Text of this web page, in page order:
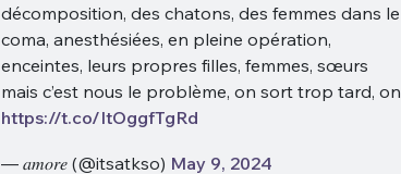
décomposition, des chatons, des femmes dans le
coma, anesthésiées, en pleine opération,
enceintes, leurs propres filles, femmes, sœurs
mais c’est nous le problème, on sort trop tard, on
https://t.co/ItOggfTgRd
— 𝑎𝑚𝑜𝑟𝑒 (@itsatkso) May 9, 2024